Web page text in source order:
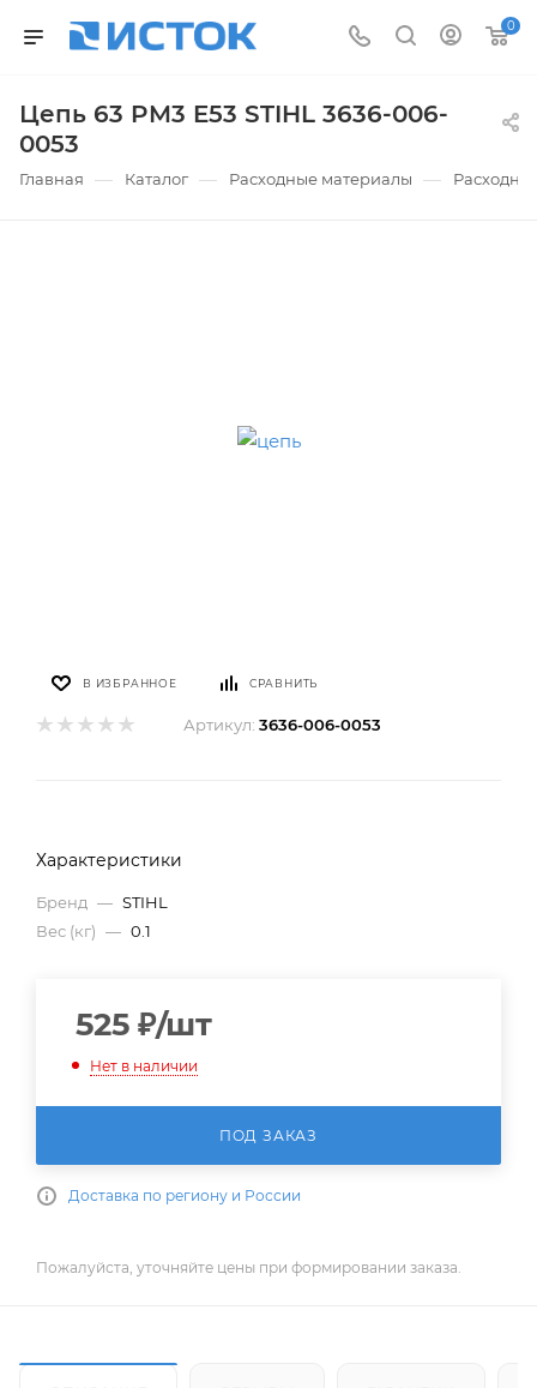
0
Цепь 63 PM3 E53 STIHL 3636-006-
0053
Главная — Каталог — Расходные материалы —
В ИЗБРАННОЕ СРАВНИТЬ
Артикул: 3636-006-0053
Характеристики
Бренд — STIHL
Вес (кг) — 0.1
525 ₽/шт
Нет в наличии
ПОД ЗАКАЗ
Доставка по региону и России
Пожалуйста, уточняйте цены при формировании заказа.